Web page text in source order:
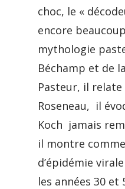
choc, le «
encore
mythologie
Béchamp et de
Pasteur, il relate
Roseneau, il
Koch jamais
il montre
d’épidémie
les années 30